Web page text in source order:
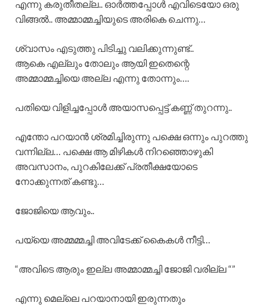
എന്നു കരുതീതല്ല.. ഓർത്തപ്പോൾ എവിടെയോ ഒരു
വിങ്ങൽ.. അമ്മാമ്മച്ചിയുടെ അരികെ ചെന്നു…
ശ്വാസം എടുത്തു പിടിച്ചു വലിക്കുന്നുണ്ട്..
ആകെ എല്ലും തോലും ആയി ഇതെന്റെ
അമ്മാമ്മച്ചിയെ അല്ല എന്നു തോന്നും….
പതിയെ വിളിച്ചപ്പോൾ അയാസപ്പെട്ട് കണ്ണ് തുറന്നു..
എന്തോ പറയാൻ ശ്രമിച്ചിരുന്നു പക്ഷെ ഒന്നും പുറത്തു
വന്നില്ല… പക്ഷെ ആ മിഴികൾ നിറഞ്ഞൊഴുകി
അവസാനം, പുറകിലേക്ക് പ്രതീക്ഷയോടെ
നോക്കുന്നത് കണ്ടു…
ജോജിയെ ആവും..
പയ്യെ അമ്മമ്മച്ചി അവിടേക്ക് കൈകൾ നീട്ടി…
“അവിടെ ആരും ഇല്ല അമ്മാമ്മച്ചി ജോജി വരില്ല “”
എന്നു മെല്ലെ പറയാനായി ഇരുന്നതും